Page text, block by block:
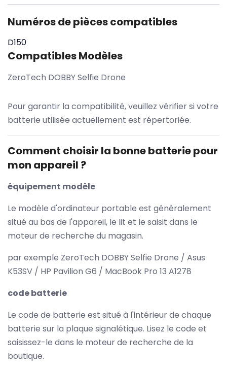
Numéros de pièces compatibles
D150
Compatibles Modèles
ZeroTech DOBBY Selfie Drone
Pour garantir la compatibilité, veuillez vérifier si votre
batterie utilisée actuellement est répertoriée.
Comment choisir la bonne batterie pour
mon appareil ?
équipement modèle
Le modèle d'ordinateur portable est généralement
situé au bas de l'appareil, le lit et le saisit dans le
moteur de recherche du magasin.
par exemple ZeroTech DOBBY Selfie Drone / Asus
K53SV / HP Pavilion G6 / MacBook Pro 13 A1278
code batterie
Le code de batterie est situé à l'intérieur de chaque
batterie sur la plaque signalétique. Lisez le code et
saisissez-le dans le moteur de recherche de la
boutique.